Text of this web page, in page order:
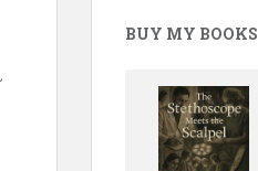
BUY MY BOOKS